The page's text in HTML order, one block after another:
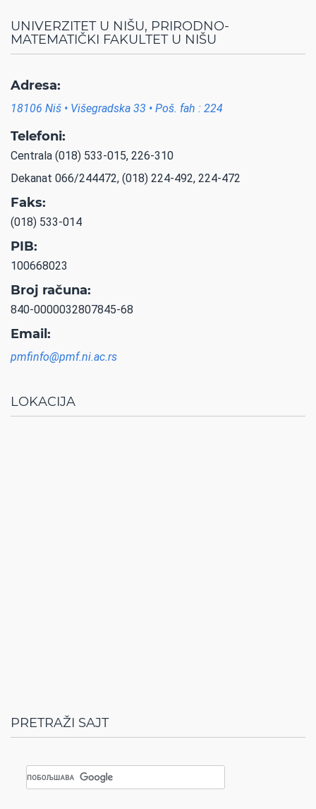
UNIVERZITET U NIŠU, PRIRODNO-
MATEMATIČKI FAKULTET U NIŠU
Adresa:
18106 Niš • Višegradska 33 • Poš. fah : 224
Telefoni:
Centrala (018) 533-015, 226-310
Dekanat 066/244472, (018) 224-492, 224-472
Faks:
(018) 533-014
PIB:
100668023
Broj računa:
840-0000032807845-68
Email:
pmfinfo@pmf.ni.ac.rs
LOKACIJA
PRETRAŽI SAJT